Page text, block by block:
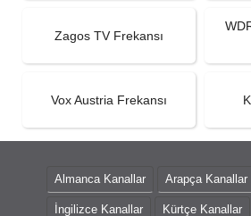
Zagos TV Frekansı
Vox Austria Frekansı
Almanca Kanallar Arapça Kanallar
İngilizce Kanallar Kürtçe Kanallar